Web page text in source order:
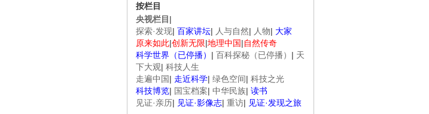
按栏目
央视栏目 |
探索·发现| 百家讲坛| 人与自然| 人物| 大家
原来如此|创新无限|地理中国|自然传奇
科学世界（已停播） | 百科探秘（已停播） | 天
下大观| 科技人生
走遍中国| 走近科学| 绿色空间| 科技之光
科技博览| 国宝档案| 中华民族| 读书
见证·亲历| 见证·影像志| 重访| 见证·发现之旅